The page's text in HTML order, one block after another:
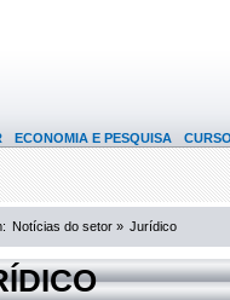
ECONOMIA E PESQUISA
Notícias do setor » Jurídico